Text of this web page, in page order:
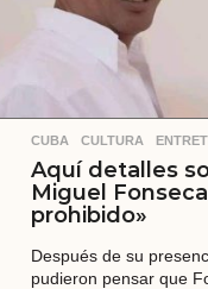
CUBA ,CULTURA ,
Aquí detalles
Miguel
prohibido»
Después de su
pudieron pensar que